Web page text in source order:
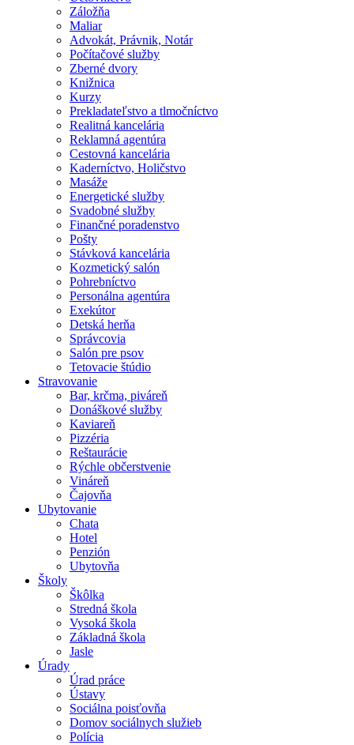
Záložňa
Maliar
Advokát, Právnik, Notár
Počítačové služby
Zberné dvory
Knižnica
Kurzy
Prekladateľstvo a tlmočníctvo
Realitná kancelária
Reklamná agentúra
Cestovná kancelária
Kaderníctvo, Holičstvo
Masáže
Energetické služby
Svadobné služby
Finančné poradenstvo
Pošty
Stávková kancelária
Kozmetický salón
Pohrebníctvo
Personálna agentúra
Exekútor
Detská herňa
Správcovia
Salón pre psov
Tetovacie štúdio
Stravovanie
Bar, krčma, piváreň
Donáškové služby
Kaviareň
Pizzéria
Reštaurácie
Rýchle občerstvenie
Vináreň
Čajovňa
Ubytovanie
Chata
Hotel
Penzión
Ubytovňa
Školy
Škôlka
Stredná škola
Vysoká škola
Základná škola
Jasle
Úrady
Úrad práce
Ústavy
Sociálna poisťovňa
Domov sociálnych služieb
Polícia